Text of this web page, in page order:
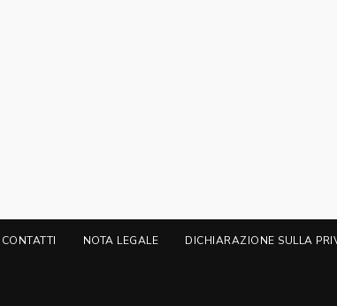
CONTATTI NOTA LEGALE DICHIARAZIONE SULLA